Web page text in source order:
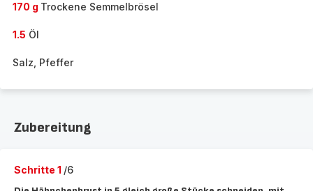
170 g Trockene Semmelbrösel
1.5 Öl
Salz, Pfeffer
Zubereitung
Schritte 1 /6